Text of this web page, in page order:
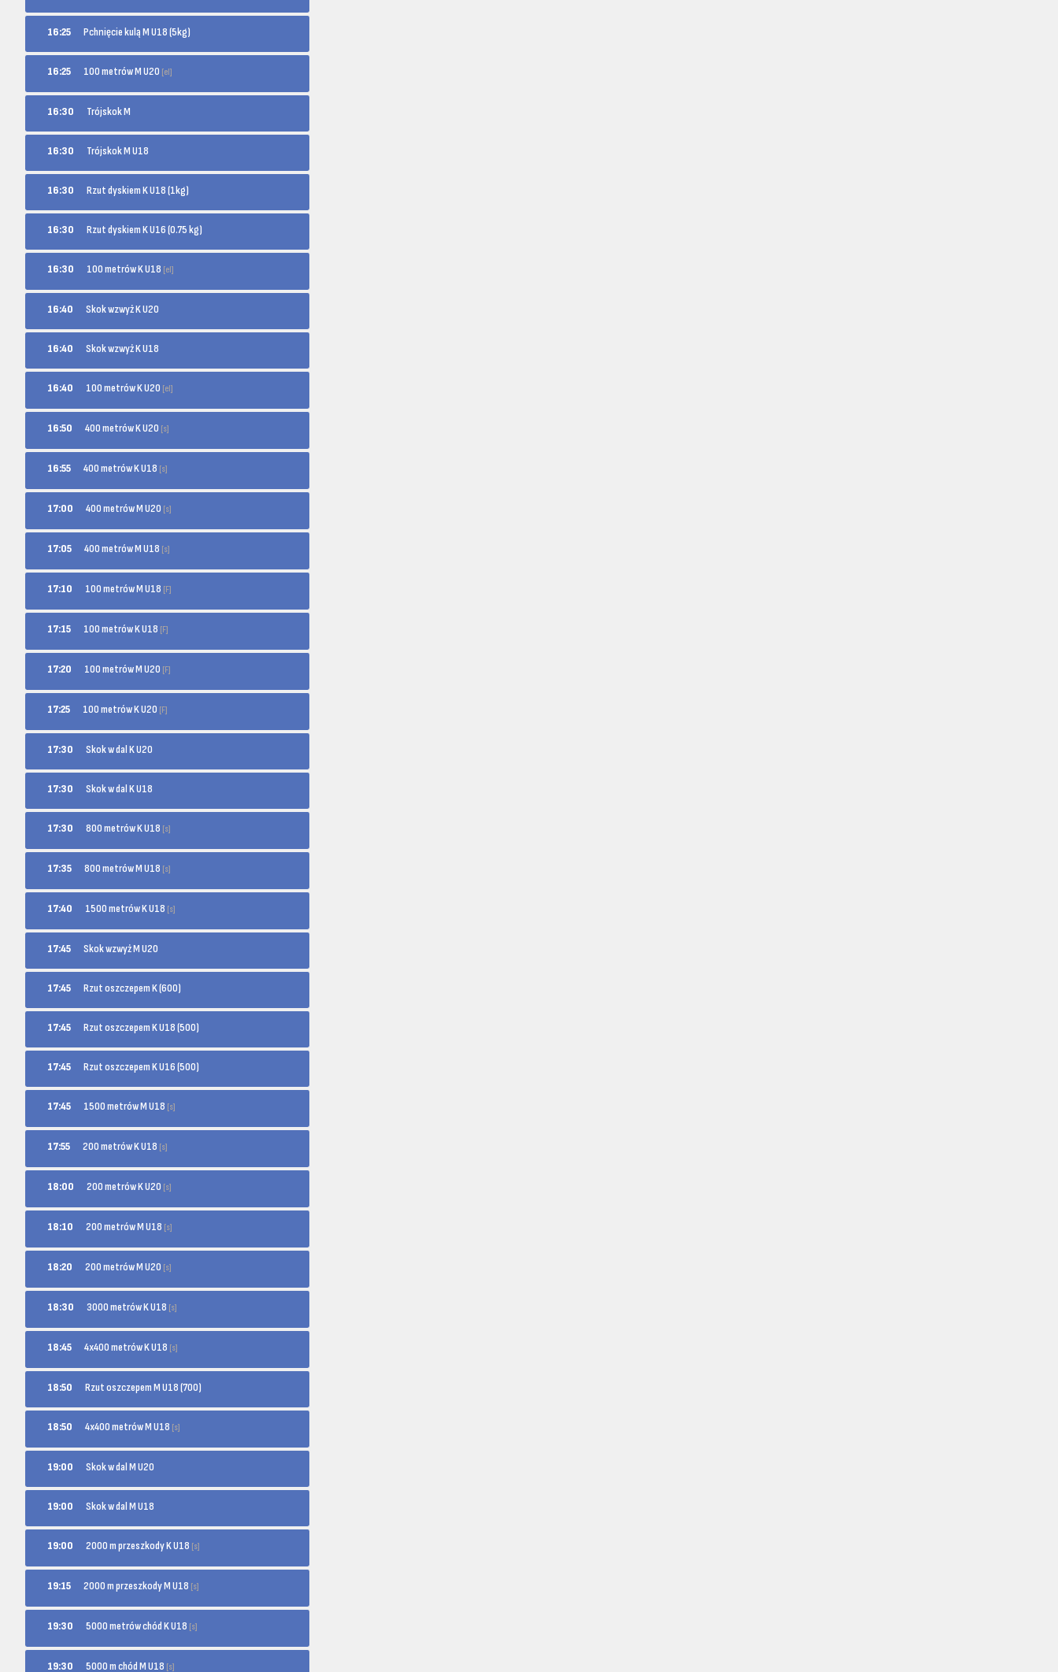
16:25 Pchnięcie kulą M U18 (5kg)
16:25 100 metrów M U20 [el]
16:30 Trójskok M
16:30 Trójskok M U18
16:30 Rzut dyskiem K U18 (1kg)
16:30 Rzut dyskiem K U16 (0.75 kg)
16:30 100 metrów K U18 [el]
16:40 Skok wzwyż K U20
16:40 Skok wzwyż K U18
16:40 100 metrów K U20 [el]
16:50 400 metrów K U20 [s]
16:55 400 metrów K U18 [s]
17:00 400 metrów M U20 [s]
17:05 400 metrów M U18 [s]
17:10 100 metrów M U18 [F]
17:15 100 metrów K U18 [F]
17:20 100 metrów M U20 [F]
17:25 100 metrów K U20 [F]
17:30 Skok w dal K U20
17:30 Skok w dal K U18
17:30 800 metrów K U18 [s]
17:35 800 metrów M U18 [s]
17:40 1500 metrów K U18 [s]
17:45 Skok wzwyż M U20
17:45 Rzut oszczepem K (600)
17:45 Rzut oszczepem K U18 (500)
17:45 Rzut oszczepem K U16 (500)
17:45 1500 metrów M U18 [s]
17:55 200 metrów K U18 [s]
18:00 200 metrów K U20 [s]
18:10 200 metrów M U18 [s]
18:20 200 metrów M U20 [s]
18:30 3000 metrów K U18 [s]
18:45 4x400 metrów K U18 [s]
18:50 Rzut oszczepem M U18 (700)
18:50 4x400 metrów M U18 [s]
19:00 Skok w dal M U20
19:00 Skok w dal M U18
19:00 2000 m przeszkody K U18 [s]
19:15 2000 m przeszkody M U18 [s]
19:30 5000 metrów chód K U18 [s]
19:30 5000 m chód M U18 [s]